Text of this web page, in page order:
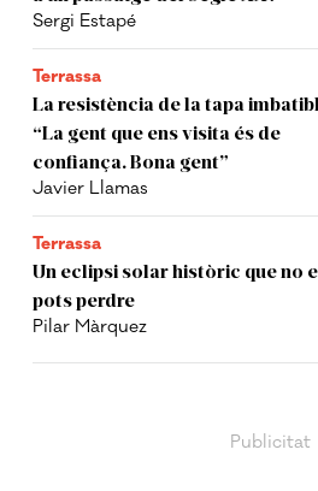
Sergi Estapé
Terrassa
La resistència de la tapa
“La gent que ens visita és de
confiança. Bona gent”
Javier Llamas
Terrassa
Un eclipsi solar històric que no
pots perdre
Pilar Màrquez